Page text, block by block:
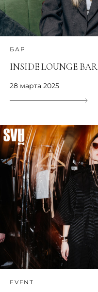
БАР
INSIDE LOUNGE BAR
28 марта 2025
EVENT